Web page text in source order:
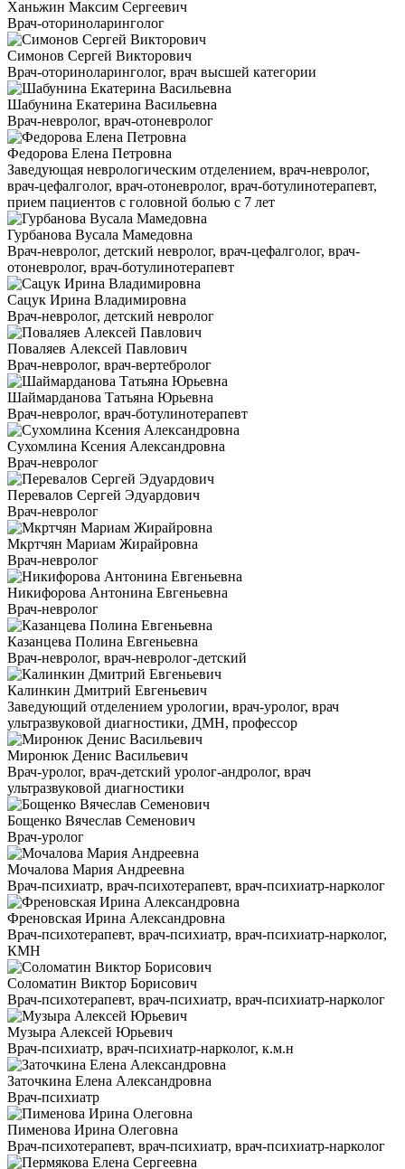
Ханьжин Максим Сергеевич
Врач-оториноларинголог
Симонов Сергей Викторович
Врач-оториноларинголог, врач высшей категории
Шабунина Екатерина Васильевна
Врач-невролог, врач-отоневролог
Федорова Елена Петровна
Заведующая неврологическим отделением, врач-невролог,
врач-цефалголог, врач-отоневролог, врач-ботулинотерапевт,
прием пациентов с головной болью с 7 лет
Гурбанова Вусала Мамедовна
Врач-невролог, детский невролог, врач-цефалголог, врач-
отоневролог, врач-ботулинотерапевт
Сацук Ирина Владимировна
Врач-невролог, детский невролог
Поваляев Алексей Павлович
Врач-невролог, врач-вертебролог
Шаймарданова Татьяна Юрьевна
Врач-невролог, врач-ботулинотерапевт
Сухомлина Ксения Александровна
Врач-невролог
Перевалов Сергей Эдуардович
Врач-невролог
Мкртчян Мариам Жирайровна
Врач-невролог
Никифорова Антонина Евгеньевна
Врач-невролог
Казанцева Полина Евгеньевна
Врач-невролог, врач-невролог-детский
Калинкин Дмитрий Евгеньевич
Заведующий отделением урологии, врач-уролог, врач
ультразвуковой диагностики, ДМН, профессор
Миронюк Денис Васильевич
Врач-уролог, врач-детский уролог-андролог, врач
ультразвуковой диагностики
Бощенко Вячеслав Семенович
Врач-уролог
Мочалова Мария Андреевна
Врач-психиатр, врач-психотерапевт, врач-психиатр-нарколог
Френовская Ирина Александровна
Врач-психотерапевт, врач-психиатр, врач-психиатр-нарколог,
КМН
Соломатин Виктор Борисович
Врач-психотерапевт, врач-психиатр, врач-психиатр-нарколог
Музыра Алексей Юрьевич
Врач-психиатр, врач-психиатр-нарколог, к.м.н
Заточкина Елена Александровна
Врач-психиатр
Пименова Ирина Олеговна
Врач-психотерапевт, врач-психиатр, врач-психиатр-нарколог